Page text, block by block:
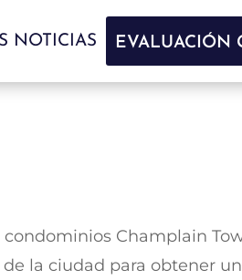
NOTICIAS EVALUACIÓN
Champlain
la ciudad para obtener